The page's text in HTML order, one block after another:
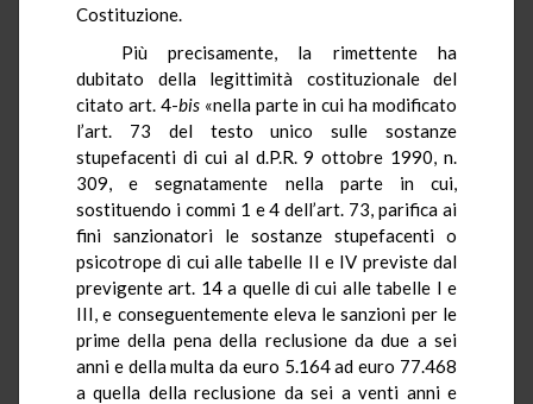
Costituzione.
Più precisamente, la rimettente ha
dubitato della legittimità costituzionale del
citato art. 4-bis«nella parte in cui ha modificato
l’art. 73 del testo unico sulle sostanze
stupefacenti di cui al d.P.R.9 ottobre 1990, n.
309, e segnatamente nella parte in cui,
sostituendo i commi 1 e 4 dell’art. 73, parifica ai
fini sanzionatori le sostanze stupefacenti o
psicotrope di cui alle tabelle II e IV previste dal
previgente art. 14 a quelle di cui alle tabelle I e
III, e conseguentemente eleva le sanzioni per le
prime della pena della reclusione da due a sei
anni e della multa da euro 5.164 ad euro 77.468
a quella della reclusione da sei a venti anni e